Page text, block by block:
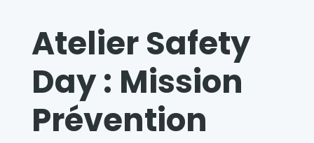
Atelier Safety
Day : Mission
Prévention